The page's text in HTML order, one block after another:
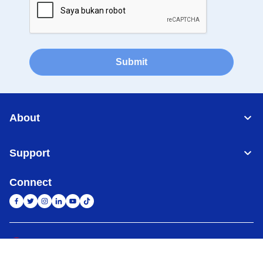
Submit
About
Support
Connect